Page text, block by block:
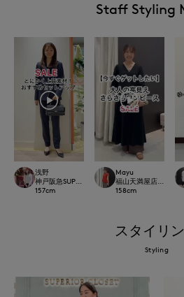
Staff Styling
浅野
神戸阪急SUPERIORCLOSET
157cm
Mayu
福山天満屋店INED/
158cm
スタイリ
Styling